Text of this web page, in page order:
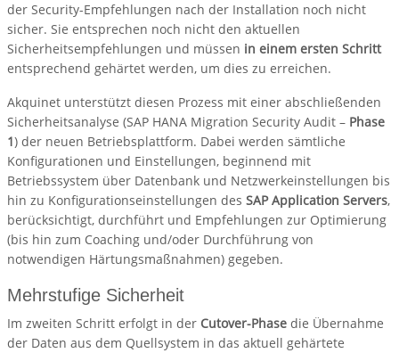
der Security-Empfehlungen nach der Installation noch nicht
sicher. Sie entsprechen noch nicht den aktuellen
Sicherheitsempfehlungen und müssen in einem ersten Schritt
entsprechend gehärtet werden, um dies zu erreichen.
Akquinet unterstützt diesen Prozess mit einer abschließenden
Sicherheitsanalyse (SAP HANA Migration Security Audit – Phase
1) der neuen Betriebsplattform. Dabei werden sämtliche
Konfigurationen und Einstellungen, beginnend mit
Betriebssystem über Datenbank und Netzwerkeinstellungen bis
hin zu Konfigurationseinstellungen des SAP Application Servers,
berücksichtigt, durchführt und Empfehlungen zur Optimierung
(bis hin zum Coaching und/oder Durchführung von
notwendigen Härtungsmaßnahmen) gegeben.
Mehrstufige Sicherheit
Im zweiten Schritt erfolgt in der Cutover-Phase die Übernahme
der Daten aus dem Quellsystem in das aktuell gehärtete